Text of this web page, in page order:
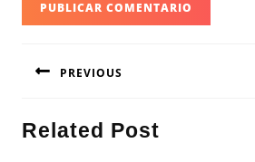
de
PREVIOUS
anterior:
Related Post